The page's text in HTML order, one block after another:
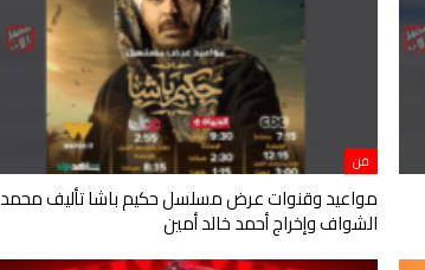
فن
مواعيد وقنوات عرض مسلسل حكيم باشا تأليف محمد
الشواف وإخراج أحمد خالد أمين